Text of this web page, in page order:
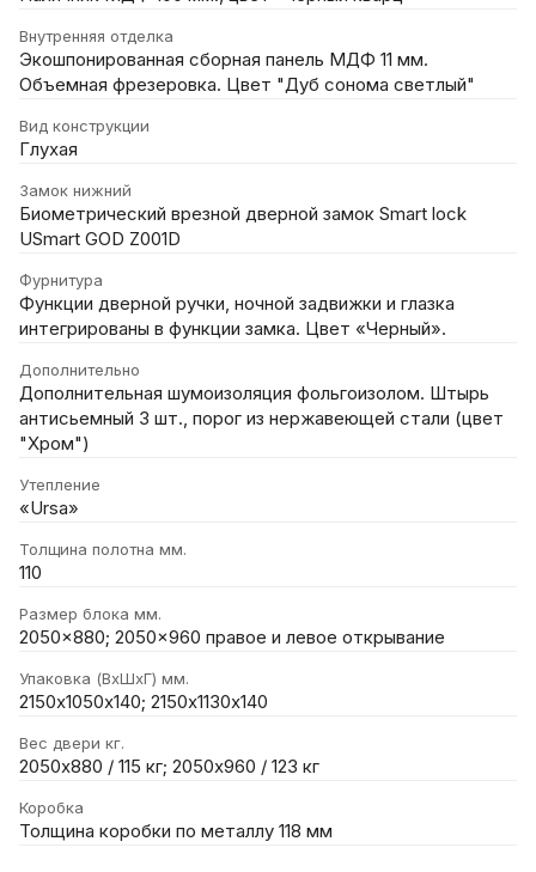
Внутренняя отделка
Экошпонированная сборная панель МДФ 11 мм.
Объемная фрезеровка. Цвет "Дуб сонома светлый"
Вид конструкции
Глухая
Замок нижний
Биометрический врезной дверной замок Smart lock
USmart GOD Z001D
Фурнитура
Функции дверной ручки, ночной задвижки и глазка
интегрированы в функции замка. Цвет «Черный».
Дополнительно
Дополнительная шумоизоляция фольгоизолом. Штырь
антисьемный 3 шт., порог из нержавеющей стали (цвет
"Хром")
Утепление
«Ursa»
Толщина полотна мм.
110
Размер блока мм.
2050x880; 2050x960 правое и левое открывание
Упаковка (ВхШхГ) мм.
2150х1050х140; 2150х1130х140
Вес двери кг.
2050х880 / 115 кг; 2050х960 / 123 кг
Коробка
Толщина коробки по металлу 118 мм